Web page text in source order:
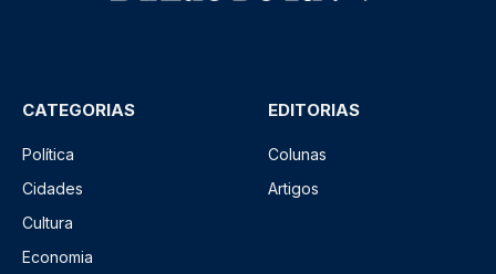
CATEGORIAS
Política
Cidades
Cultura
Economia
EDITORIAS
Colunas
Artigos